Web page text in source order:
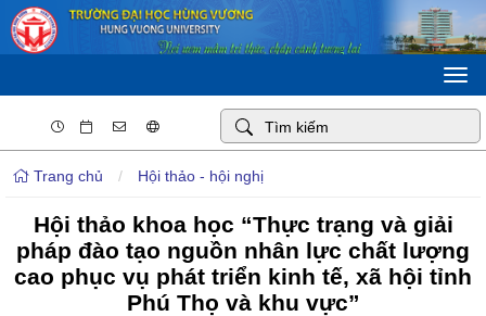
Trang chủ / Hội thảo - hội nghị
Hội thảo khoa học “Thực trạng và giải
pháp đào tạo nguồn nhân lực chất lượng
cao phục vụ phát triển kinh tế, xã hội tỉnh
Phú Thọ và khu vực”